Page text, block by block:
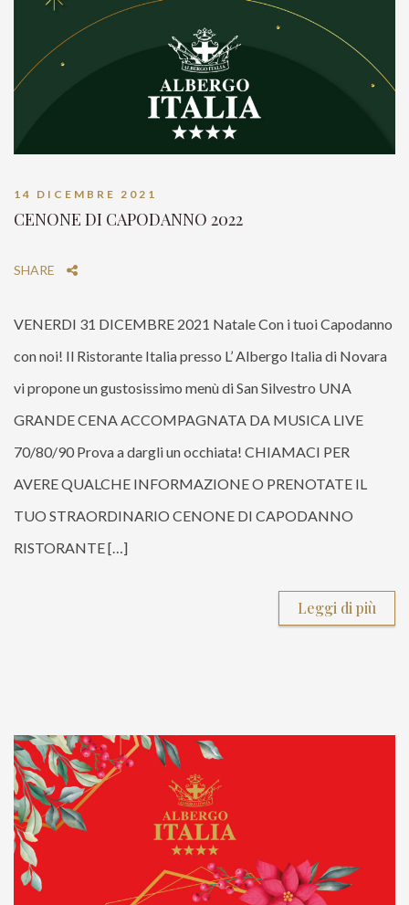
14 DICEMBRE 2021
CENONE DI CAPODANNO 2022
SHARE
VENERDI 31 DICEMBRE 2021 Natale Con i tuoi Capodanno
con noi! Il Ristorante Italia presso L’ Albergo Italia di Novara
vi propone un gustosissimo menù di San Silvestro UNA
GRANDE CENA ACCOMPAGNATA DA MUSICA LIVE
70/80/90 Prova a dargli un occhiata! CHIAMACI PER
AVERE QUALCHE INFORMAZIONE O PRENOTATE IL
TUO STRAORDINARIO CENONE DI CAPODANNO
RISTORANTE […]
Leggi di più